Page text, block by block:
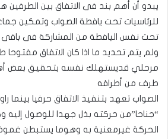
يبدو أن أهم بند فى الاتفاق بين الطرفين
للرئاسيات تحت يافطة الصواب وتمكين
تحت نفس اليافطة من المشاركة فى باقى
ولم يتم تحديد ما اذا كان الاتفاق مفتوحا
مرحلي قديستهلك نفسه بتحقيق بعض
طرف من أطرافه
الصواب تعهد بتنفيذ الاتفاق حرفيا بينما
“جناحا”من حركته بذل جهدا للوصول
الحركة غيرمعنية به وهوما يستبطن